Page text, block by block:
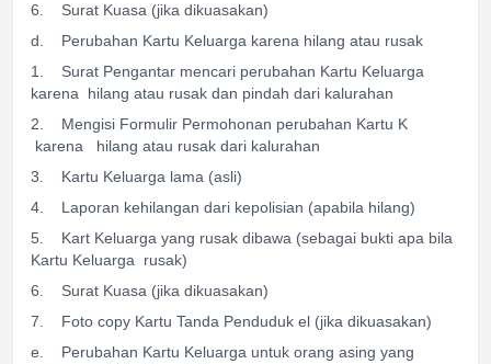
6. Surat Kuasa (jika dikuasakan)
d. Perubahan Kartu Keluarga karena hilang atau rusak
1. Surat Pengantar mencari perubahan Kartu Keluarga
karena hilang atau rusak dan pindah dari kalurahan
2. Mengisi Formulir Permohonan perubahan Kartu K
karena hilang atau rusak dari kalurahan
3. Kartu Keluarga lama (asli)
4. Laporan kehilangan dari kepolisian (apabila hilang)
5. Kart Keluarga yang rusak dibawa (sebagai bukti apa bila
Kartu Keluarga rusak)
6. Surat Kuasa (jika dikuasakan)
7. Foto copy Kartu Tanda Penduduk el (jika dikuasakan)
e. Perubahan Kartu Keluarga untuk orang asing yang